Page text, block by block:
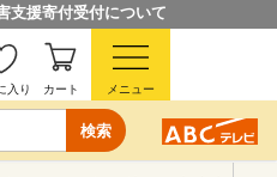
支援寄付受付について
検索
入り カート メニュー